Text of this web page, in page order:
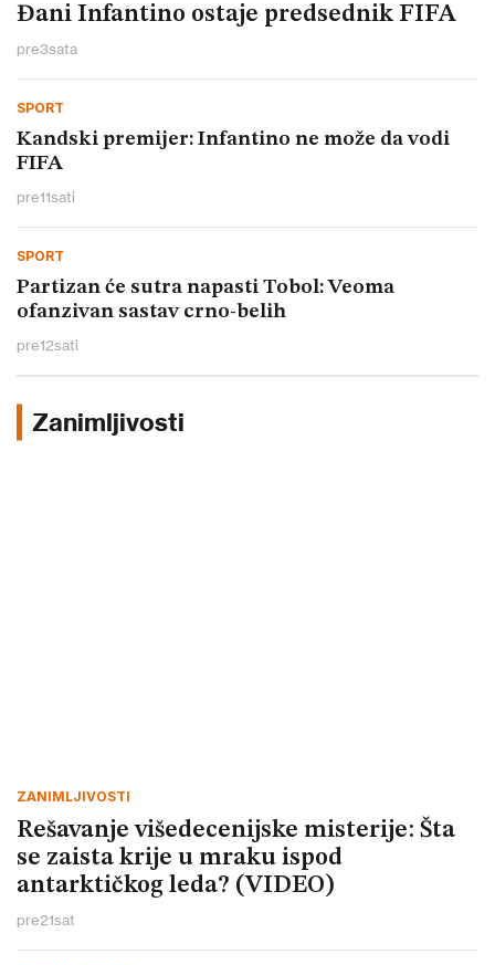
Đani Infantino ostaje predsednik FIFA
pre3sata
SPORT
Kandski premijer: Infantino ne može da vodi
FIFA
pre11sati
SPORT
Partizan će sutra napasti Tobol: Veoma
ofanzivan sastav crno-belih
pre12sati
Zanimljivosti
ZANIMLJIVOSTI
Rešavanje višedecenijske misterije: Šta
se zaista krije u mraku ispod
antarktičkog leda? (VIDEO)
pre21sat